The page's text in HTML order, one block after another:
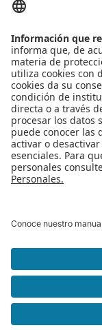
Artículos
7ma muestra de
Next-Gen
Jornadas UASIG
6ta muestra de
Jornadas UASIG
Convocatoria 2020-
de investigación
Más en esta categoría
Ingeniería